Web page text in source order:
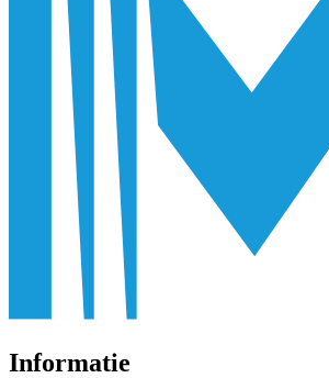
Informatie